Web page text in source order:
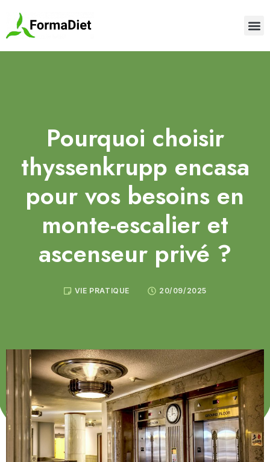
Pourquoi choisir
thyssenkrupp encasa
pour vos besoins en
monte-escalier et
ascenseur privé ?
VIE PRATIQUE 20/09/2025